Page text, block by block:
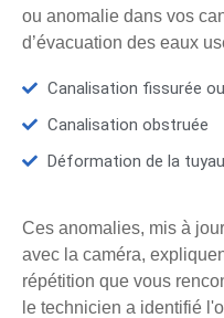
ou anomalie dans vos
d’évacuation des eaux
Canalisation fissurée
Canalisation obstruée
Déformation de la
Ces anomalies, mis à
avec la caméra,
répétition que vous
le technicien a identifié